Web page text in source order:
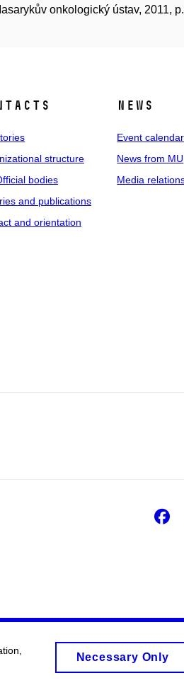
onkologický ústav, 2011,
structure
bodies
and publications
and orientation
News
Event calendar
News from MU
Media
Necessary Only